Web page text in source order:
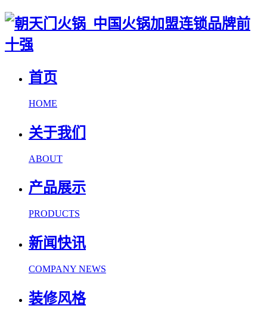
首页
HOME
关于我们
ABOUT
产品展示
PRODUCTS
新闻快讯
COMPANY NEWS
装修风格